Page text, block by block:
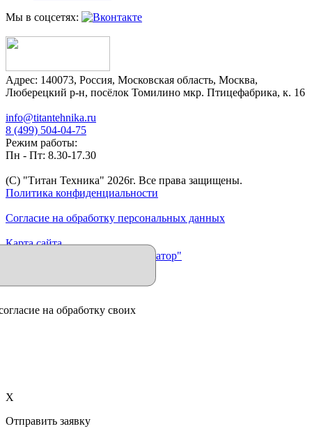
Мы в соцсетях:
Адрес: 140073, Россия, Московская область, Москва,
Люберецкий р-н, посёлок Томилино мкр. Птицефабрика, к. 16
info@titantehnika.ru
8 (499) 504-04-75
Режим работы:
Пн - Пт: 8.30-17.30
(C) "Титан Техника" 2026г. Все права защищены.
Политика конфиденциальности
Согласие на обработку персональных данных
Карта сайта
Продвижение сайта "Иллюминатор"
на обработку своих
X
Отправить заявку